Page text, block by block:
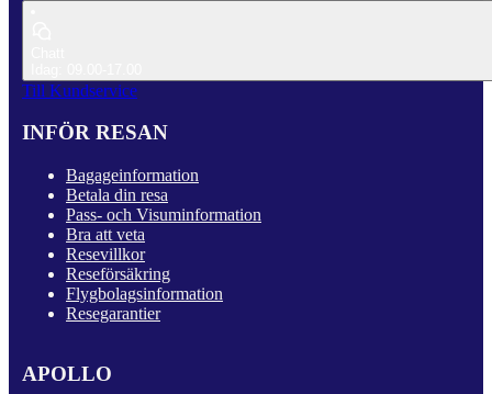
Till Kundservice
INFÖR RESAN
Bagageinformation
Betala din resa
Pass- och Visuminformation
Bra att veta
Resevillkor
Reseförsäkring
Flygbolagsinformation
Resegarantier
APOLLO